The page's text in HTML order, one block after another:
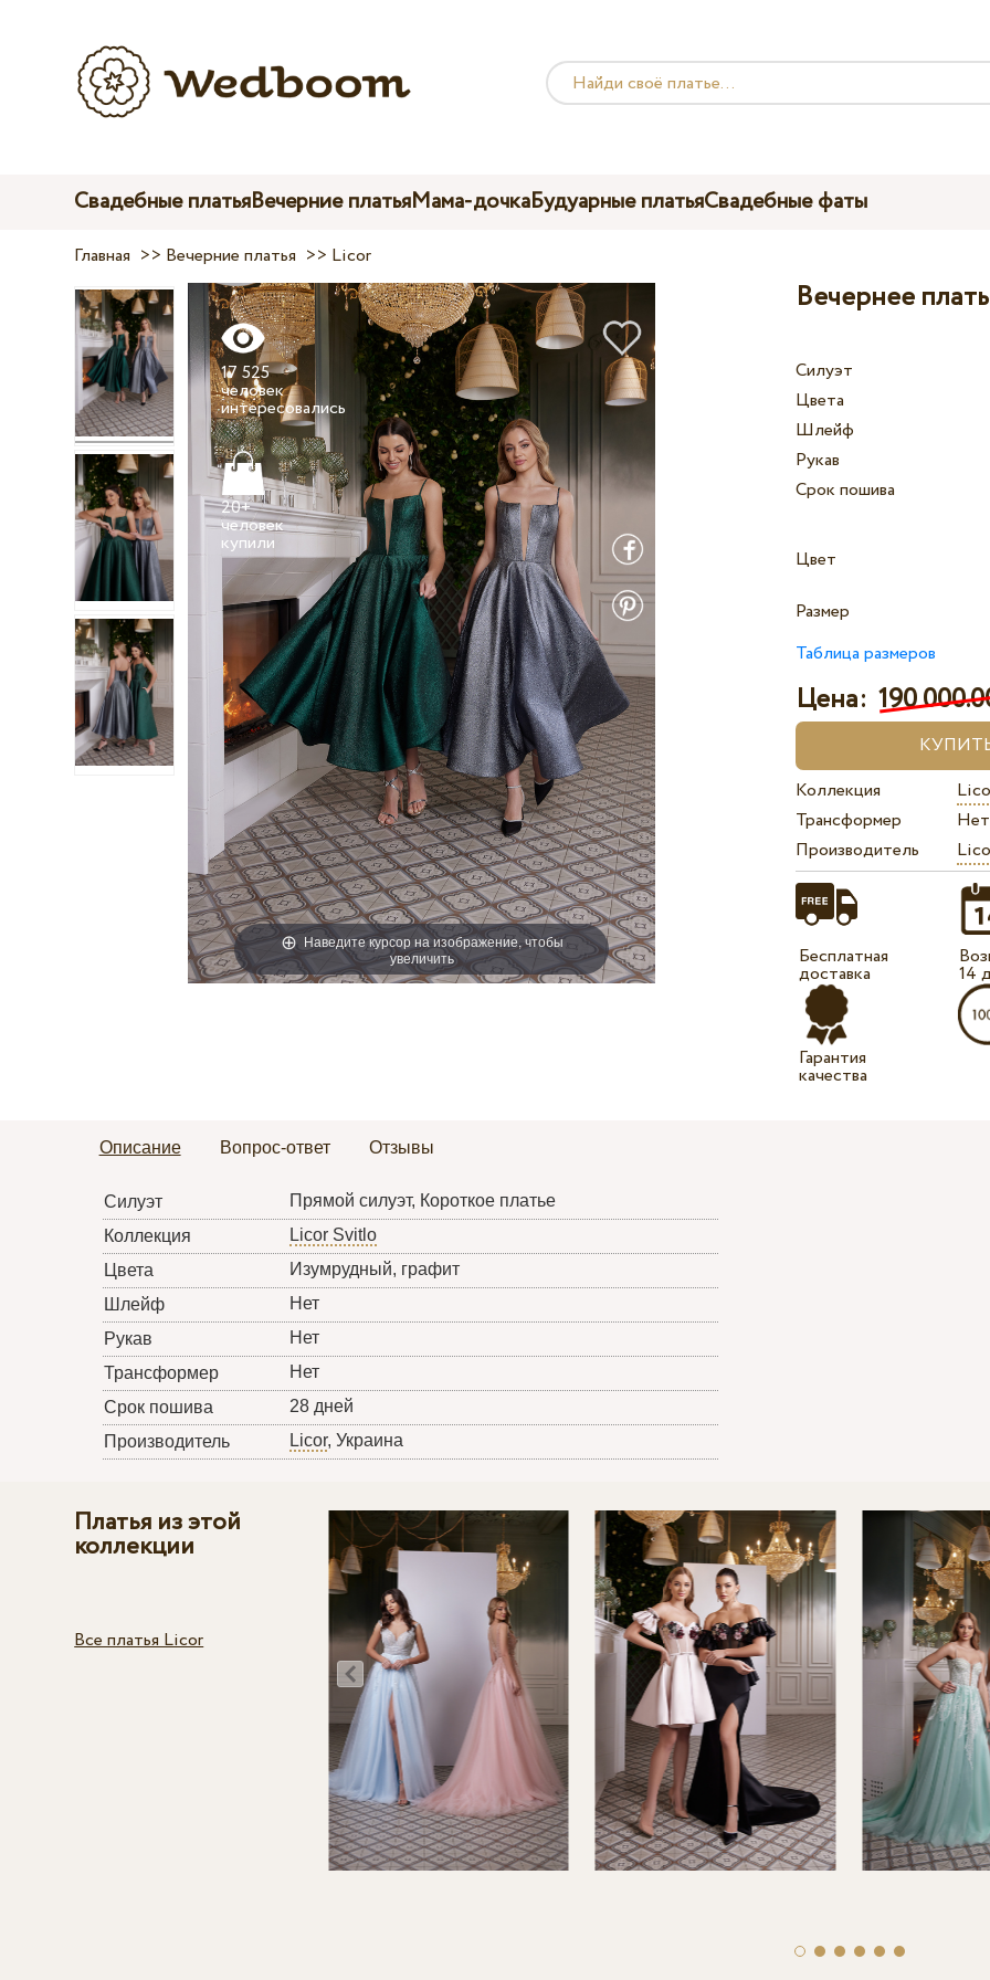
Свадебные платьяВечерние платьяМама-дочкаБудуарные платьяСвадебные фаты
Главная >> Вечерние платья >> Licor
Наведите курсор на изображение, чтобы
увеличить
17 525
человек
20+
человек
Вечернее
Силуэт
Цвета
Шлейф
Рукав
Срок пошива
Цвет
Размер
Таблица размеров
Цена:190
Коллекция
Трансформер
Нет
Производитель
Бесплатная
доставка
Гарантия
качества
14
Описание Вопрос-ответ Отзывы
Силуэт
Прямой силуэт, Короткое платье
Коллекция
Licor Svitlo
Цвета
Изумрудный, графит
Шлейф
Нет
Рукав
Нет
Трансформер
Нет
Срок пошива
28 дней
Производитель
Licor, Украина
Платья из этой
коллекции
Все платья Licor